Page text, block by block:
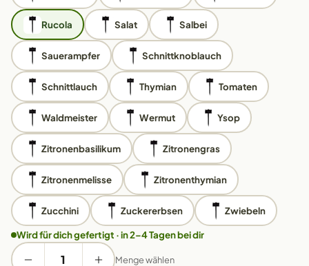
Rucola Salat Salbei
Sauerampfer Schnittknoblauch
Schnittlauch Thymian Tomaten
Waldmeister Wermut Ysop
Zitronenbasilikum Zitronengras
Zitronenmelisse Zitronenthymian
Zucchini Zuckererbsen Zwiebeln
Wird für dich gefertigt · in 2–4 Tagen bei dir
Menge wählen